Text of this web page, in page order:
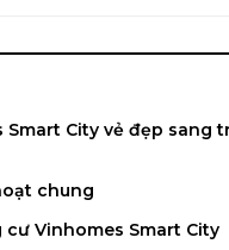
City vẻ đẹp sang
chung
Vinhomes Smart City